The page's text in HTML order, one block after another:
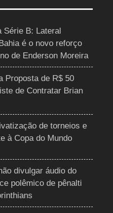
Série B: Lateral
é o novo reforço
de Enderson Moreira
Proposta de R$ 50
de Contratar Brian
de torneios e
à Copa do Mundo
divulgar áudio do
polêmico de pênalti